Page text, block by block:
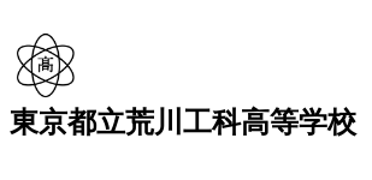
東京都立荒川工科高等学